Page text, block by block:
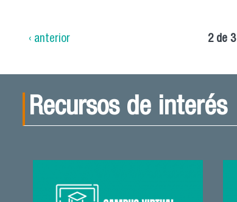
‹ anterior 2 de 3
Recursos de interés